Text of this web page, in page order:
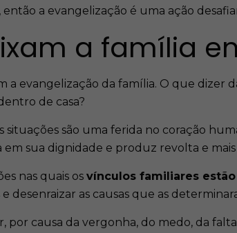
a evangelização é uma ação
a família
a evangelização da família. O que dizer
de casa?
situações são uma ferida no coração
em sua dignidade e produz revolta e mais
nas quais os vínculos familiares
desenraizar as causas que as
por causa da vergonha, do medo, da